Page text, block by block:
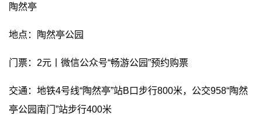
陶然亭
地点：陶然亭公园
门票：2元丨微信公众号“畅游公园”预约购票
交通：地铁4号线“陶然亭”站B口步行800米，公交958“陶然
亭公园南门”站步行400米